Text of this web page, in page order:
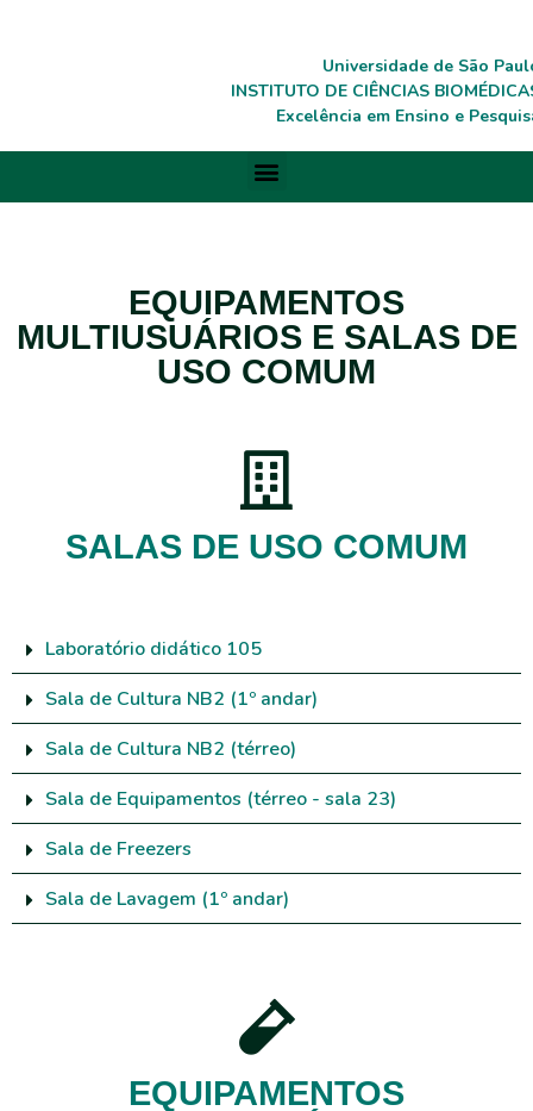
Universidade de São
INSTITUTO DE CIÊNCIAS
Excelência em Ensino e
EQUIPAMENTOS
MULTIUSUÁRIOS E SALAS DE
USO COMUM
SALAS DE USO COMUM
Laboratório didático 105
Sala de Cultura NB2 (1º andar)
Sala de Cultura NB2 (térreo)
Sala de Equipamentos (térreo - sala 23)
Sala de Freezers
Sala de Lavagem (1º andar)
EQUIPAMENTOS